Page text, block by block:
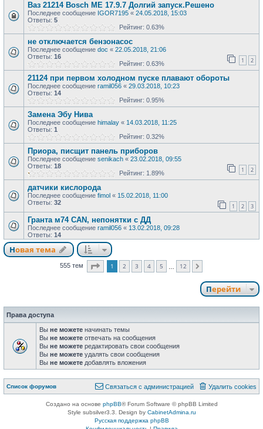
Ваз 21214 Bosch ME 17.9.7 Долгий запуск.Решено
Последнее сообщение IGOR7195 « 24.05.2018, 15:03
Ответы: 5
Рейтинг: 0.63%
не отключается бензонасос
Последнее сообщение doc « 22.05.2018, 21:06
Ответы: 16 1 2
Рейтинг: 0.63%
21124 при первом холодном пуске плавают обороты
Последнее сообщение ramil056 « 29.03.2018, 10:23
Ответы: 14
Рейтинг: 0.95%
Замена Эбу Нива
Последнее сообщение himalay « 14.03.2018, 11:25
Ответы: 1
Рейтинг: 0.32%
Приора, писщит панель приборов
Последнее сообщение senikach « 23.02.2018, 09:55
Ответы: 18 1 2
Рейтинг: 1.89%
датчики кислорода
Последнее сообщение fimol « 15.02.2018, 11:00
Ответы: 32 1 2 3
Гранта м74 CAN, непонятки с ДД
Последнее сообщение ramil056 « 13.02.2018, 09:28
Ответы: 14
Новая тема
555 тем Страница из
1 2 3 4 5 12
Перейти
Права доступа
Вы не можете начинать темы
Вы не можете отвечать на сообщения
Вы не можете редактировать свои сообщения
Вы не можете удалять свои сообщения
Вы не можете добавлять вложения
Список форумов Удалить cookies
Связаться с администрацией
Создано на основе phpBB® Forum Software © phpBB Limited
Style subsilver3.3. Design by CabinetAdmina.ru
Русская поддержка phpBB